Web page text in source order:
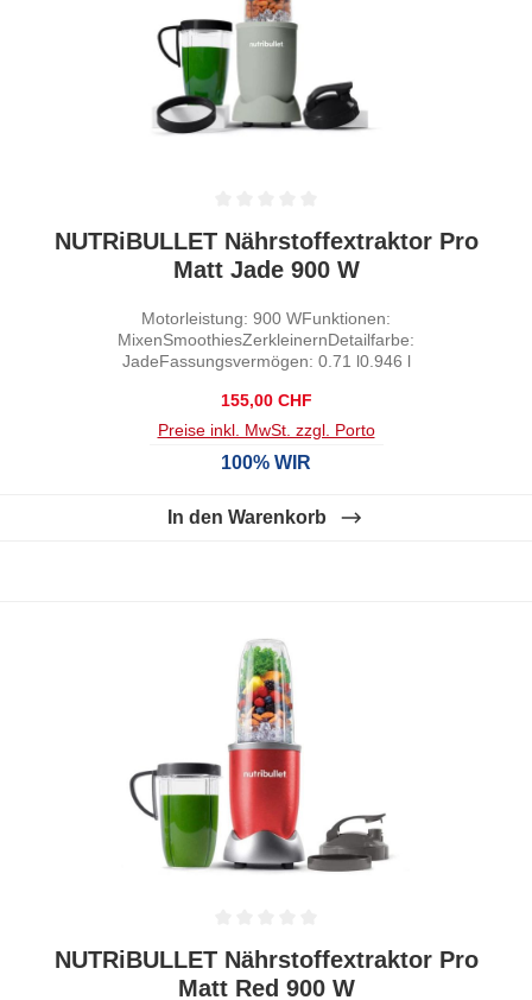
Durchschnittliche Bewertung von 0 von 5 Sternen
NUTRiBULLET Nährstoffextraktor Pro
Matt Jade 900 W
Motorleistung: 900 WFunktionen:
MixenSmoothiesZerkleinernDetailfarbe:
JadeFassungsvermögen: 0.71 l0.946 l
Regulärer Preis:
155,00 CHF
Preise inkl. MwSt. zzgl. Porto
100% WIR
In den Warenkorb
Durchschnittliche Bewertung von 0 von 5 Sternen
NUTRiBULLET Nährstoffextraktor Pro
Matt Red 900 W